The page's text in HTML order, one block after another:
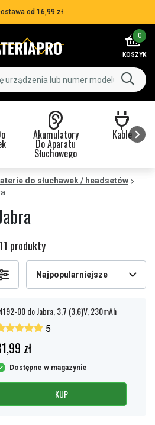
od 16,99 zł
0
KOSZYK
Akumulatory
Do Aparatu
Słuchowego
Kable
do słuchawek / headsetów
11 produkty
Najpopularniejsze
00 do Jabra, 3,7 (3,6)V, 230mAh
5
zł
Dostępne w magazynie
KUP